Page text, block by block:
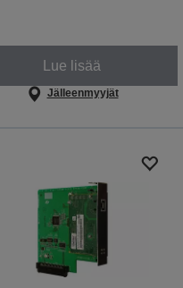
Lue lisää
Jälleenmyyjät